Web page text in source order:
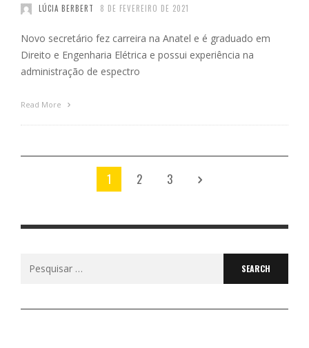
LÚCIA BERBERT 8 DE FEVEREIRO DE 2021
Novo secretário fez carreira na Anatel e é graduado em
Direito e Engenharia Elétrica e possui experiência na
administração de espectro
Read More
1 2 3